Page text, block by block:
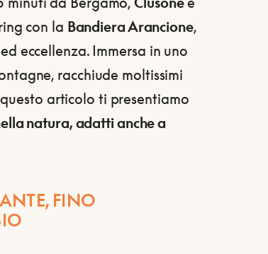
con la Bandiera Arancione,
eccellenza. Immersa in uno
racchiude moltissimi
articolo ti presentiamo
natura, adatti anche a
FINO